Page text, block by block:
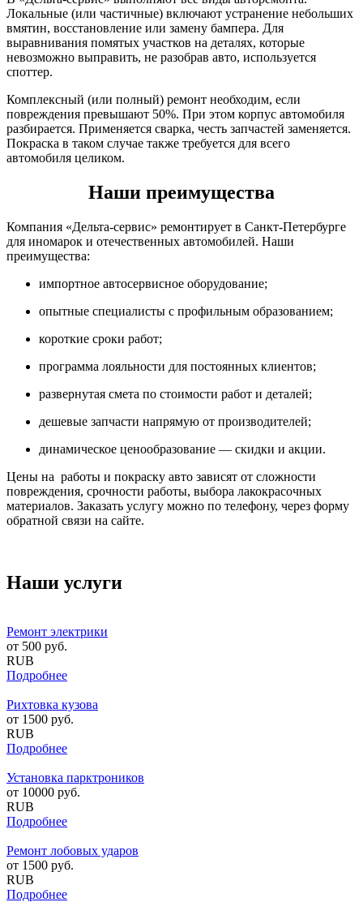
Локальные (или частичные) включают устранение небольших
вмятин, восстановление или замену бампера. Для
выравнивания помятых участков на деталях, которые
невозможно выправить, не разобрав авто, используется
споттер.
Комплексный (или полный) ремонт необходим, если
повреждения превышают 50%. При этом корпус автомобиля
разбирается. Применяется сварка, честь запчастей заменяется.
Покраска в таком случае также требуется для всего
автомобиля целиком.
Наши преимущества
Компания «Дельта-сервис» ремонтирует в Санкт-Петербурге
для иномарок и отечественных автомобилей. Наши
преимущества:
импортное автосервисное оборудование;
опытные специалисты с профильным образованием;
короткие сроки работ;
программа лояльности для постоянных клиентов;
развернутая смета по стоимости работ и деталей;
дешевые запчасти напрямую от производителей;
динамическое ценообразование — скидки и акции.
Цены на работы и покраску авто зависят от сложности
повреждения, срочности работы, выбора лакокрасочных
материалов. Заказать услугу можно по телефону, через форму
обратной связи на сайте.
Наши услуги
Ремонт электрики
от 500 руб.
RUB
Подробнее
Рихтовка кузова
от 1500 руб.
RUB
Подробнее
Установка парктроников
от 10000 руб.
RUB
Подробнее
Ремонт лобовых ударов
от 1500 руб.
RUB
Подробнее